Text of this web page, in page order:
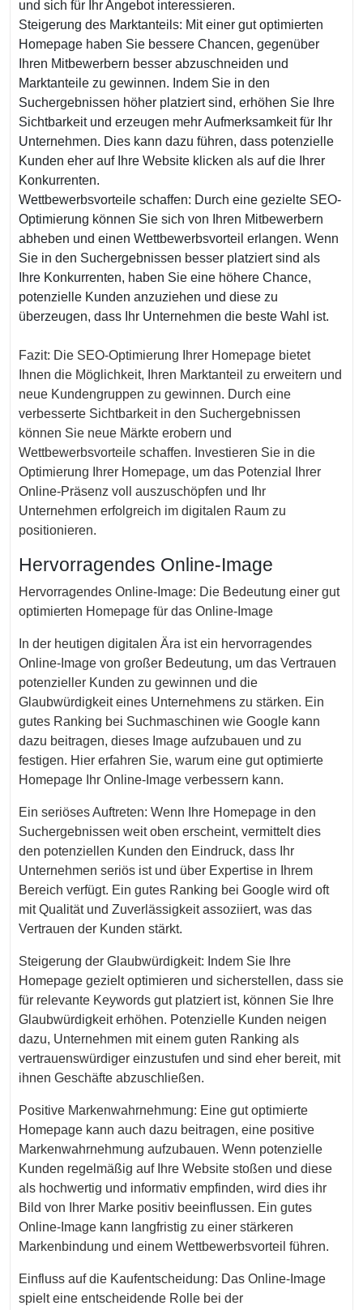
und sich für Ihr Angebot interessieren.
Steigerung des Marktanteils: Mit einer gut optimierten
Homepage haben Sie bessere Chancen, gegenüber
Ihren Mitbewerbern besser abzuschneiden und
Marktanteile zu gewinnen. Indem Sie in den
Suchergebnissen höher platziert sind, erhöhen Sie Ihre
Sichtbarkeit und erzeugen mehr Aufmerksamkeit für Ihr
Unternehmen. Dies kann dazu führen, dass potenzielle
Kunden eher auf Ihre Website klicken als auf die Ihrer
Konkurrenten.
Wettbewerbsvorteile schaffen: Durch eine gezielte SEO-
Optimierung können Sie sich von Ihren Mitbewerbern
abheben und einen Wettbewerbsvorteil erlangen. Wenn
Sie in den Suchergebnissen besser platziert sind als
Ihre Konkurrenten, haben Sie eine höhere Chance,
potenzielle Kunden anzuziehen und diese zu
überzeugen, dass Ihr Unternehmen die beste Wahl ist.
Fazit: Die SEO-Optimierung Ihrer Homepage bietet
Ihnen die Möglichkeit, Ihren Marktanteil zu erweitern und
neue Kundengruppen zu gewinnen. Durch eine
verbesserte Sichtbarkeit in den Suchergebnissen
können Sie neue Märkte erobern und
Wettbewerbsvorteile schaffen. Investieren Sie in die
Optimierung Ihrer Homepage, um das Potenzial Ihrer
Online-Präsenz voll auszuschöpfen und Ihr
Unternehmen erfolgreich im digitalen Raum zu
positionieren.
Hervorragendes Online-Image
Hervorragendes Online-Image: Die Bedeutung einer gut
optimierten Homepage für das Online-Image
In der heutigen digitalen Ära ist ein hervorragendes
Online-Image von großer Bedeutung, um das Vertrauen
potenzieller Kunden zu gewinnen und die
Glaubwürdigkeit eines Unternehmens zu stärken. Ein
gutes Ranking bei Suchmaschinen wie Google kann
dazu beitragen, dieses Image aufzubauen und zu
festigen. Hier erfahren Sie, warum eine gut optimierte
Homepage Ihr Online-Image verbessern kann.
Ein seriöses Auftreten: Wenn Ihre Homepage in den
Suchergebnissen weit oben erscheint, vermittelt dies
den potenziellen Kunden den Eindruck, dass Ihr
Unternehmen seriös ist und über Expertise in Ihrem
Bereich verfügt. Ein gutes Ranking bei Google wird oft
mit Qualität und Zuverlässigkeit assoziiert, was das
Vertrauen der Kunden stärkt.
Steigerung der Glaubwürdigkeit: Indem Sie Ihre
Homepage gezielt optimieren und sicherstellen, dass sie
für relevante Keywords gut platziert ist, können Sie Ihre
Glaubwürdigkeit erhöhen. Potenzielle Kunden neigen
dazu, Unternehmen mit einem guten Ranking als
vertrauenswürdiger einzustufen und sind eher bereit, mit
ihnen Geschäfte abzuschließen.
Positive Markenwahrnehmung: Eine gut optimierte
Homepage kann auch dazu beitragen, eine positive
Markenwahrnehmung aufzubauen. Wenn potenzielle
Kunden regelmäßig auf Ihre Website stoßen und diese
als hochwertig und informativ empfinden, wird dies ihr
Bild von Ihrer Marke positiv beeinflussen. Ein gutes
Online-Image kann langfristig zu einer stärkeren
Markenbindung und einem Wettbewerbsvorteil führen.
Einfluss auf die Kaufentscheidung: Das Online-Image
spielt eine entscheidende Rolle bei der